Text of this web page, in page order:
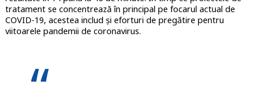
tratament se concentrează în principal pe focarul actual de
COVID-19, acestea includ și eforturi de pregătire pentru
viitoarele pandemii de coronavirus.